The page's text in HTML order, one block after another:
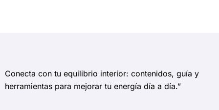
Conecta con tu equilibrio interior: contenidos, guía y
herramientas para mejorar tu energía día a día.”